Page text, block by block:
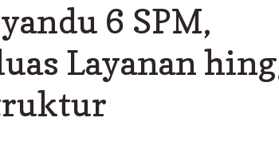
Tanahbumbu
Perluas
hingga
dan
Infrastruktur
6 SPM,
Layanan